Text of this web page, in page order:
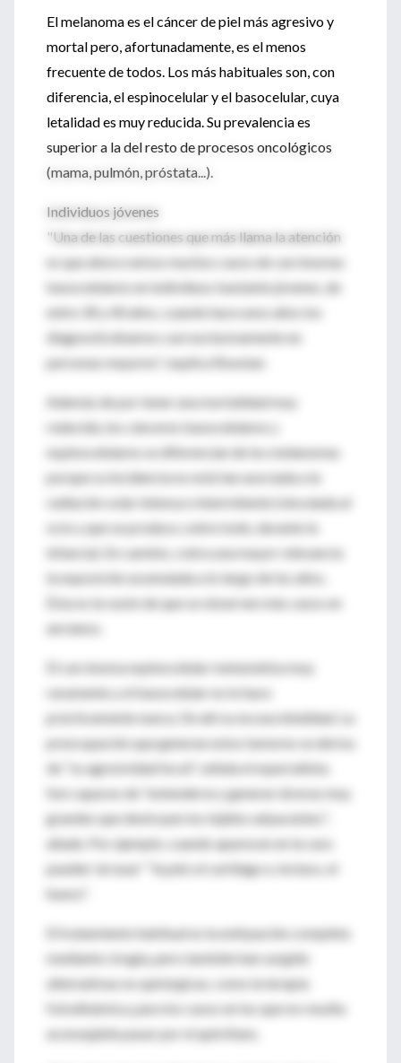
El melanoma es el cáncer de piel más agresivo y
mortal pero, afortunadamente, es el menos
frecuente de todos. Los más habituales son, con
diferencia, el espinocelular y el basocelular, cuya
letalidad es muy reducida. Su prevalencia es
superior a la del resto de procesos oncológicos
(mama, pulmón, próstata...).
Individuos jóvenes
"Una de las cuestiones que más llama la atención
es que ahora vemos muchos casos de carcinomas
basocelulares en individuos bastante jóvenes, de
entre 30 y 40 años, cuando hace unos años los
diagnosticábamos casi exclusivamente en
personas mayores", explica Roustan.
Además de por tener una mortalidad muy
reducida, los cánceres basocelulares y
espinocelulares se diferencian de los melanomas
porque su incidencia no está tan asociada a la
radiación solar intensa e intermitente (vinculada al
ocio y que se produce, sobre todo, durante la
infancia). En cambio, cobra una mayor relevancia
la exposición acumulada a lo largo de los años.
Ésta es la razón de que se observen más casos en
ancianos.
El carcinoma espinocelular metastatiza muy
raramente y el basocelular no lo hace
prácticamente nunca. De ahí su escasa letalidad. La
preocupación que generan estos tumores se deriva
de "su agresividad local", señala el especialista.
Son capaces de "extenderse y generar úlceras muy
grandes que destruyen los tejidos adyacentes",
añade. Por ejemplo, cuando aparecen en la cara
pueden 'arrasar' "la piel, el cartílago e, incluso, el
hueso".
El tratamiento habitual es la extirpación completa
mediante cirugía, pero también han surgido
alternativas no quirúrgicas, como la terapia
fotodinámica, para los casos en los que no resulta
aconsejable pasar por el quirófano.